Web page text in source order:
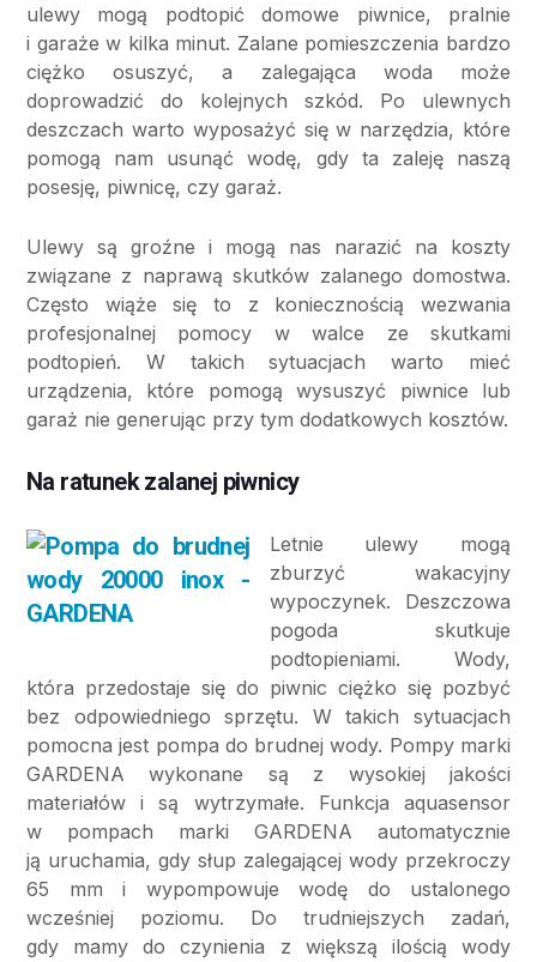
ulewy mogą podtopić domowe piwnice, pralnie
i garaże w kilka minut. Zalane pomieszczenia bardzo
ciężko osuszyć, a zalegająca woda może
doprowadzić do kolejnych szkód. Po ulewnych
deszczach warto wyposażyć się w narzędzia, które
pomogą nam usunąć wodę, gdy ta zaleję naszą
posesję, piwnicę, czy garaż.
Ulewy są groźne i mogą nas narazić na koszty
związane z naprawą skutków zalanego domostwa.
Często wiąże się to z koniecznością wezwania
profesjonalnej pomocy w walce ze skutkami
podtopień. W takich sytuacjach warto mieć
urządzenia, które pomogą wysuszyć piwnice lub
garaż nie generując przy tym dodatkowych kosztów.
Na ratunek zalanej piwnicy
Letnie ulewy mogą
zburzyć wakacyjny
wypoczynek. Deszczowa
pogoda skutkuje
podtopieniami. Wody,
która przedostaje się do piwnic ciężko się pozbyć
bez odpowiedniego sprzętu. W takich sytuacjach
pomocna jest pompa do brudnej wody. Pompy marki
GARDENA wykonane są z wysokiej jakości
materiałów i są wytrzymałe. Funkcja aquasensor
w pompach marki GARDENA automatycznie
ją uruchamia, gdy słup zalegającej wody przekroczy
65 mm i wypompowuje wodę do ustalonego
wcześniej poziomu. Do trudniejszych zadań,
gdy mamy do czynienia z większą ilością wody